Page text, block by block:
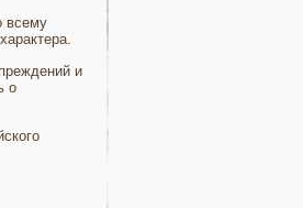
всему
и
о